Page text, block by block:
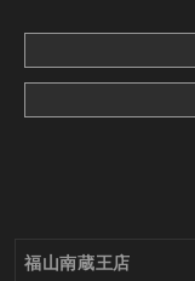
福山南蔵王店